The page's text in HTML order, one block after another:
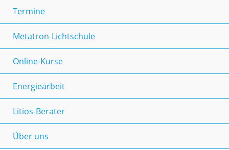
Termine
Metatron-Lichtschule
Online-Kurse
Energiearbeit
Litios-Berater
Über uns